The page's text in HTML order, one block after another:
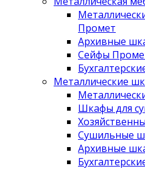
Промет
Архивные
Сейфы
Металлические
Шкафы для
Сушильные
Архивные